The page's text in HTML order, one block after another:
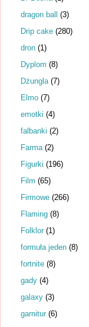
dragon ball (3)
Drip cake (280)
dron (1)
Dyplom (8)
Dżungla (7)
Elmo (7)
emotki (4)
falbanki (2)
Farma (2)
Figurki (196)
Film (65)
Firmowe (266)
Flaming (8)
Folklor (1)
formuła jeden (8)
fortnite (8)
gady (4)
galaxy (3)
garnitur (6)